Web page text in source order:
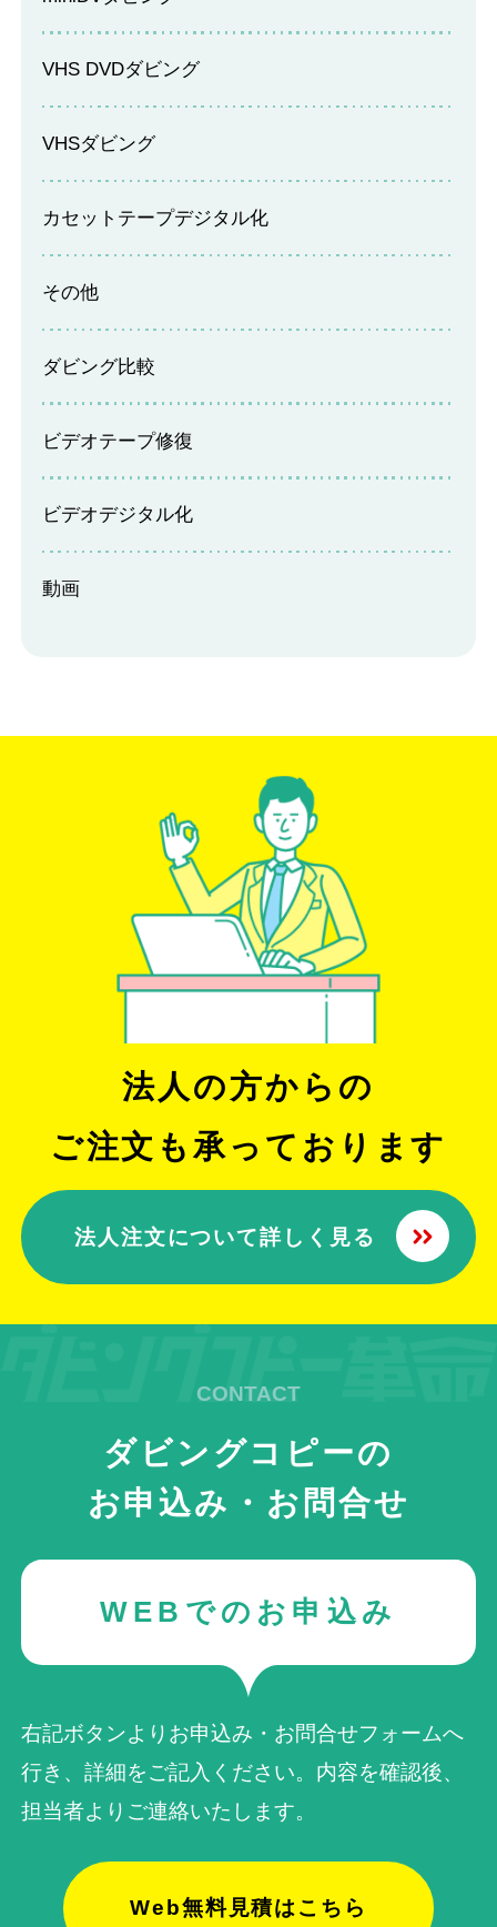
VHS DVDダビング
VHSダビング
カセットテープデジタル化
その他
ダビング比較
ビデオテープ修復
ビデオデジタル化
動画
法人の方からの
ご注文も承っております
法人注文について詳しく見る
ダビングコピーの
お申込み・お問合せ
WEBでのお申込み
右記ボタンよりお申込み・お問合せフォームへ
行き、詳細をご記入ください。内容を確認後、
担当者よりご連絡いたします。
Web無料見積はこちら